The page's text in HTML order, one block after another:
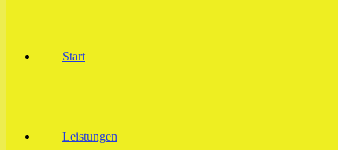
Start
Leistungen